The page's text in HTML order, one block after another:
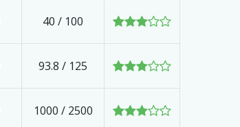
40 / 100
93.8 / 125
1000 / 2500